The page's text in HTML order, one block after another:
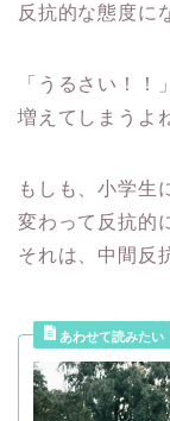
反抗的な態度に
「うるさい！！
増えてしまうよ
もしも、小学生
変わって反抗的
それは、中間反